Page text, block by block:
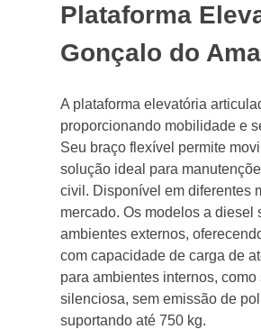
Plataforma
Gonçalo do
A plataforma elevatória
proporcionando mobilidade e
Seu braço flexível permite
solução ideal para
civil. Disponível em diferentes
mercado. Os modelos a
ambientes externos,
com capacidade de carga de
para ambientes internos,
silenciosa, sem emissão de
suportando até 750 kg.